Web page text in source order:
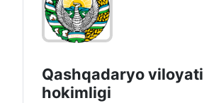
Qashqadaryo viloyati
hоkimligi